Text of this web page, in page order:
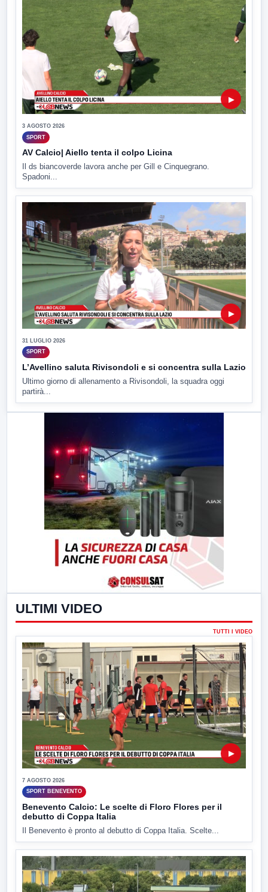
▶
3 AGOSTO 2026
SPORT
AV Calcio| Aiello tenta il colpo Licina
Il ds biancoverde lavora anche per Gill e Cinquegrano.
Spadoni...
▶
31 LUGLIO 2026
SPORT
L’Avellino saluta Rivisondoli e si concentra sulla Lazio
Ultimo giorno di allenamento a Rivisondoli, la squadra oggi
partirà...
ULTIMI VIDEO
TUTTI I VIDEO
▶
7 AGOSTO 2026
SPORT BENEVENTO
Benevento Calcio: Le scelte di Floro Flores per il
debutto di Coppa Italia
Il Benevento è pronto al debutto di Coppa Italia. Scelte...